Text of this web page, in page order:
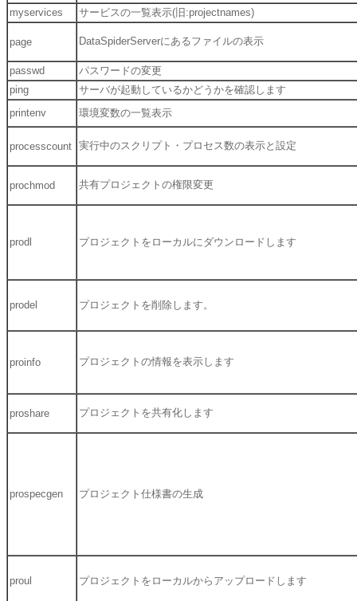
myservices
サービスの一覧表示(旧:projectnames)
page DataSpiderServerにあるファイルの表示
passwd
パスワードの変更
ping
サーバが起動しているかどうかを確認します
printenv
環境変数の一覧表示
processcount 実行中のスクリプト・プロセス数の表示と設定
prochmod 共有プロジェクトの権限変更
prodl プロジェクトをローカルにダウンロードします
prodel プロジェクトを削除します。
proinfo プロジェクトの情報を表示します
proshare プロジェクトを共有化します
prospecgen プロジェクト仕様書の生成
proul プロジェクトをローカルからアップロードします